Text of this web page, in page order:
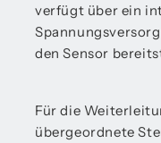
verfügt über ein
den Sensor
Für die
übergeordnete